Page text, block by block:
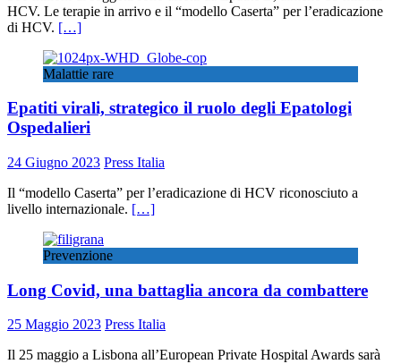
HCV. Le terapie in arrivo e il “modello Caserta” per l’eradicazione
di HCV. […]
Malattie rare
Epatiti virali, strategico il ruolo degli Epatologi
Ospedalieri
24 Giugno 2023 Press Italia
Il “modello Caserta” per l’eradicazione di HCV riconosciuto a
livello internazionale. […]
Prevenzione
Long Covid, una battaglia ancora da combattere
25 Maggio 2023 Press Italia
Il 25 maggio a Lisbona all’European Private Hospital Awards sarà